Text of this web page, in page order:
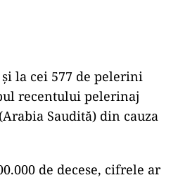
la cei 577 de pelerini
recentului pelerinaj
Saudită) din cauza
de decese, cifrele ar